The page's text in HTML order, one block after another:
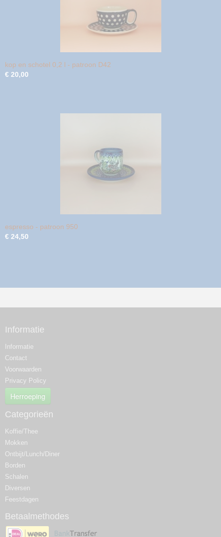
kop en schotel 0,2 l - patroon D42
€ 20,00
espresso - patroon 950
€ 24,50
Informatie
Informatie
Contact
Voorwaarden
Privacy Policy
Herroeping
Categorieën
Koffie/Thee
Mokken
Ontbijt/Lunch/Diner
Borden
Schalen
Diversen
Feestdagen
Betaalmethodes